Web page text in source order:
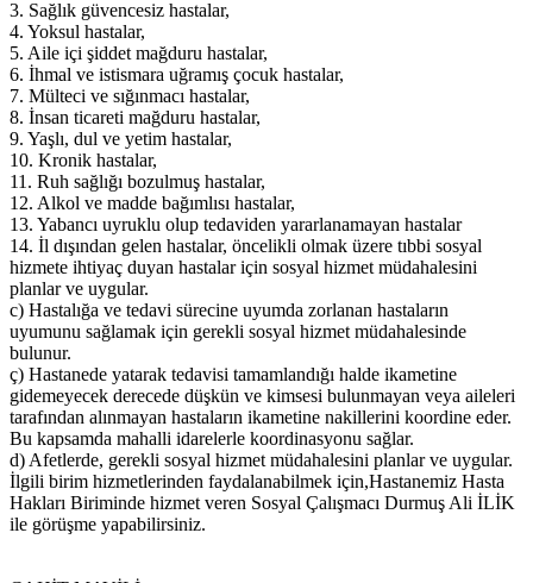
3. Sağlık güvencesiz hastalar,
4. Yoksul hastalar,
5. Aile içi şiddet mağduru hastalar,
6. İhmal ve istismara uğramış çocuk hastalar,
7. Mülteci ve sığınmacı hastalar,
8. İnsan ticareti mağduru hastalar,
9. Yaşlı, dul ve yetim hastalar,
10. Kronik hastalar,
11. Ruh sağlığı bozulmuş hastalar,
12. Alkol ve madde bağımlısı hastalar,
13. Yabancı uyruklu olup tedaviden yararlanamayan hastalar
14. İl dışından gelen hastalar, öncelikli olmak üzere tıbbi sosyal
hizmete ihtiyaç duyan hastalar için sosyal hizmet müdahalesini
planlar ve uygular.
c) Hastalığa ve tedavi sürecine uyumda zorlanan hastaların
uyumunu sağlamak için gerekli sosyal hizmet müdahalesinde
bulunur.
ç) Hastanede yatarak tedavisi tamamlandığı halde ikametine
gidemeyecek derecede düşkün ve kimsesi bulunmayan veya aileleri
tarafından alınmayan hastaların ikametine nakillerini koordine eder.
Bu kapsamda mahalli idarelerle koordinasyonu sağlar.
d) Afetlerde, gerekli sosyal hizmet müdahalesini planlar ve uygular.
İlgili birim hizmetlerinden faydalanabilmek için,Hastanemiz Hasta
Hakları Biriminde hizmet veren Sosyal Çalışmacı Durmuş Ali İLİK
ile görüşme yapabilirsiniz.